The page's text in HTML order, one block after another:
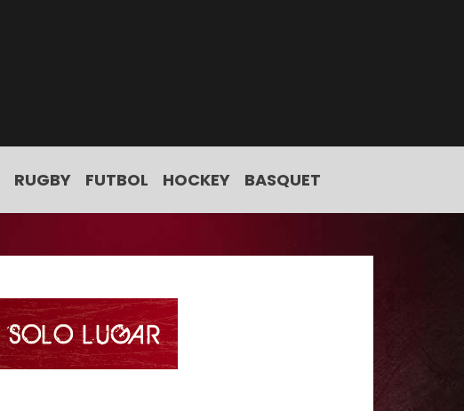
RUGBY FUTBOL HOCKEY BASQUET